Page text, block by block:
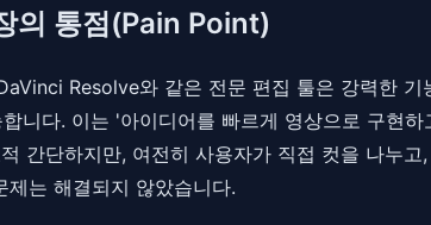
의 통점(Pain Point)
Resolve와 같은 전문 편집 툴은 강력한
니다. 이는 '아이디어를 빠르게 영상으로 구현
간단하지만, 여전히 사용자가 직접 컷을 나누
는 해결되지 않았습니다.